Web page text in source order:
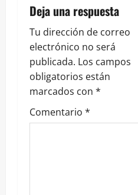
t
r
a
d
a
Deja una respuesta
Tu dirección de correo
electrónico no será
publicada. Los campos
obligatorios están
marcados con *
Comentario *